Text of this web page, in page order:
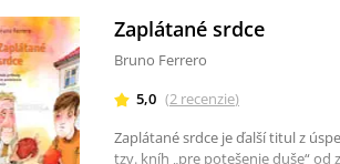
Zaplátané srdce
Bruno Ferrero
5,0 (2 recenzie)
Zaplátané srdce je ďalší titul z
tzv. kníh „pre potešenie duše“ od